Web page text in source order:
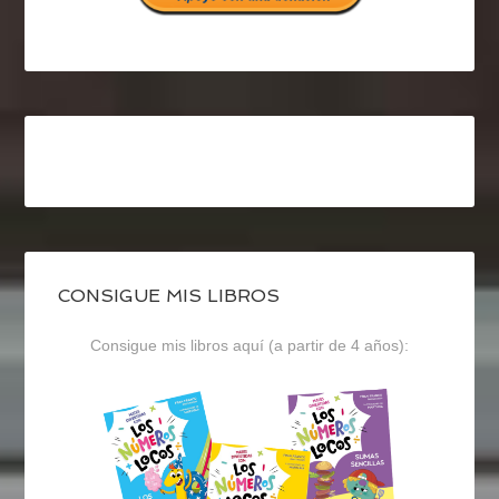
CONSIGUE MIS LIBROS
Consigue mis libros aquí (a partir de 4 años):